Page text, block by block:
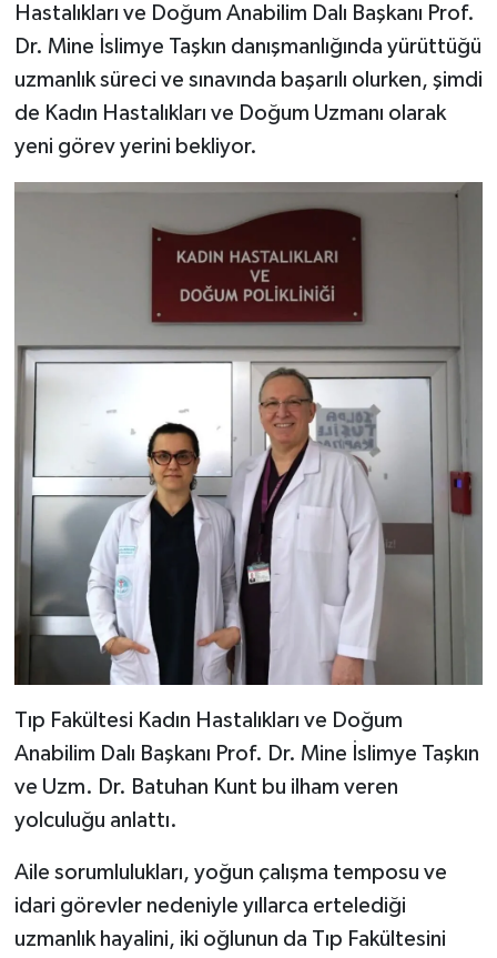
Hastalıkları ve Doğum Anabilim Dalı Başkanı Prof.
Dr. Mine İslimye Taşkın danışmanlığında yürüttüğü
uzmanlık süreci ve sınavında başarılı olurken, şimdi
de Kadın Hastalıkları ve Doğum Uzmanı olarak
yeni görev yerini bekliyor.
Tıp Fakültesi Kadın Hastalıkları ve Doğum
Anabilim Dalı Başkanı Prof. Dr. Mine İslimye Taşkın
ve Uzm. Dr. Batuhan Kunt bu ilham veren
yolculuğu anlattı.
Aile sorumlulukları, yoğun çalışma temposu ve
idari görevler nedeniyle yıllarca ertelediği
uzmanlık hayalini, iki oğlunun da Tıp Fakültesini